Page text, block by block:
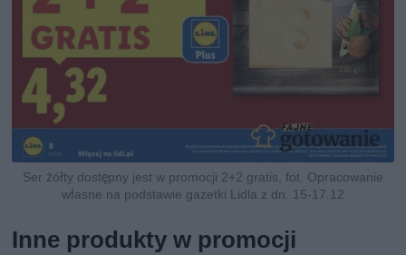
Ser żółty dostępny jest w promocji 2+2 gratis, fot. Opracowanie
własne na podstawie gazetki Lidla z dn. 15-17.12
Inne produkty w promocji